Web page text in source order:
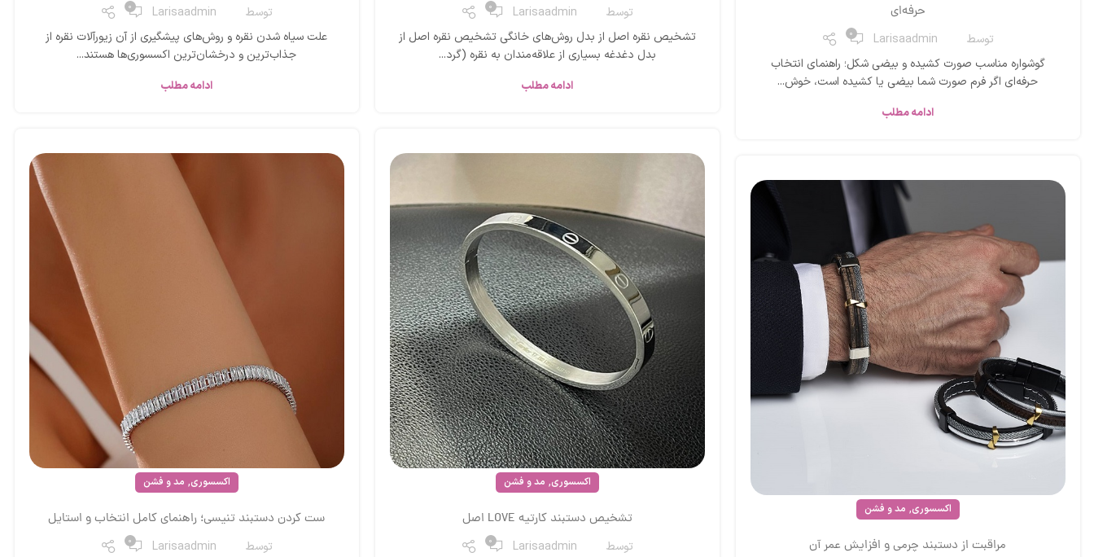
حرفه‌ای
توسط Larisaadmin
0
گوشواره مناسب صورت کشیده و بیضی شکل؛ راهنمای انتخاب
حرفه‌ای اگر فرم صورت شما بیضی یا کشیده است، خوش...
ادامه مطلب
توسط Larisaadmin
0
تشخیص نقره اصل از بدل روش‌های خانگی تشخیص نقره اصل از
بدل دغدغه بسیاری از علاقه‌مندان به نقره (گرد...
ادامه مطلب
توسط Larisaadmin
0
علت سیاه شدن نقره و روش‌های پیشگیری از آن زیورآلات نقره از
جذاب‌ترین و درخشان‌ترین اکسسوری‌ها هستند...
ادامه مطلب
اکسسوری, مد و فشن
تشخیص دستبند کارتیه LOVE اصل
توسط Larisaadmin
0
اکسسوری, مد و فشن
ست کردن دستبند تنیسی؛ راهنمای کامل انتخاب و استایل
توسط Larisaadmin
0
اکسسوری, مد و فشن
مراقبت از دستبند چرمی و افزایش عمر آن